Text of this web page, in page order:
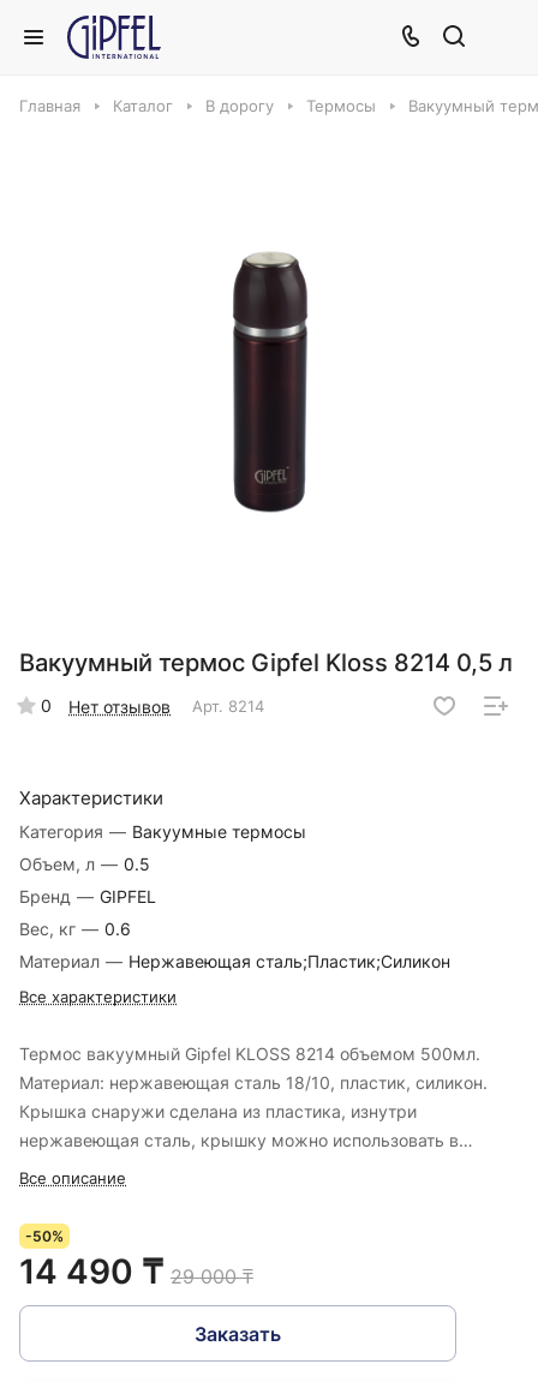
Главная Каталог В дорогу Термосы Вакуумный
Вакуумный термос Gipfel Kloss 8214 0,5 л
0 Нет отзывов Арт. 8214
Характеристики
Категория — Вакуумные термосы
Объем, л — 0.5
Бренд — GIPFEL
Вес, кг — 0.6
Материал — Нержавеющая сталь;Пластик;Силикон
Все характеристики
Термос вакуумный Gipfel KLOSS 8214 объемом 500мл.
Материал: нержавеющая сталь 18/10, пластик, силикон.
Крышка снаружи сделана из пластика, изнутри
нержавеющая сталь, крышку можно использовать в
качестве чашки. Термос уплотнен силиконовыми
насыщенный бордовый.
Все описание
-50%
14 490 ₸ 29 000 ₸
Заказать